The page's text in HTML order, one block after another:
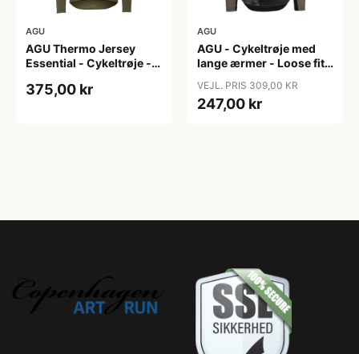
AGU
AGU Thermo Jersey
Essential - Cykeltrøje -
XXL
375,00 kr
AGU
AGU - Cykeltrøje med
lange ærmer - Loose fit -
VEJL. PRIS 309,00 KR
247,00 kr